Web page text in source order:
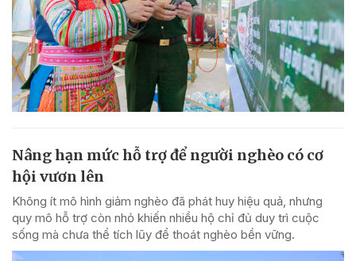
Nâng hạn mức hỗ trợ để người nghèo có cơ
hội vươn lên
Không ít mô hình giảm nghèo đã phát huy hiệu quả, nhưng
quy mô hỗ trợ còn nhỏ khiến nhiều hộ chỉ đủ duy trì cuộc
sống mà chưa thể tích lũy để thoát nghèo bền vững.